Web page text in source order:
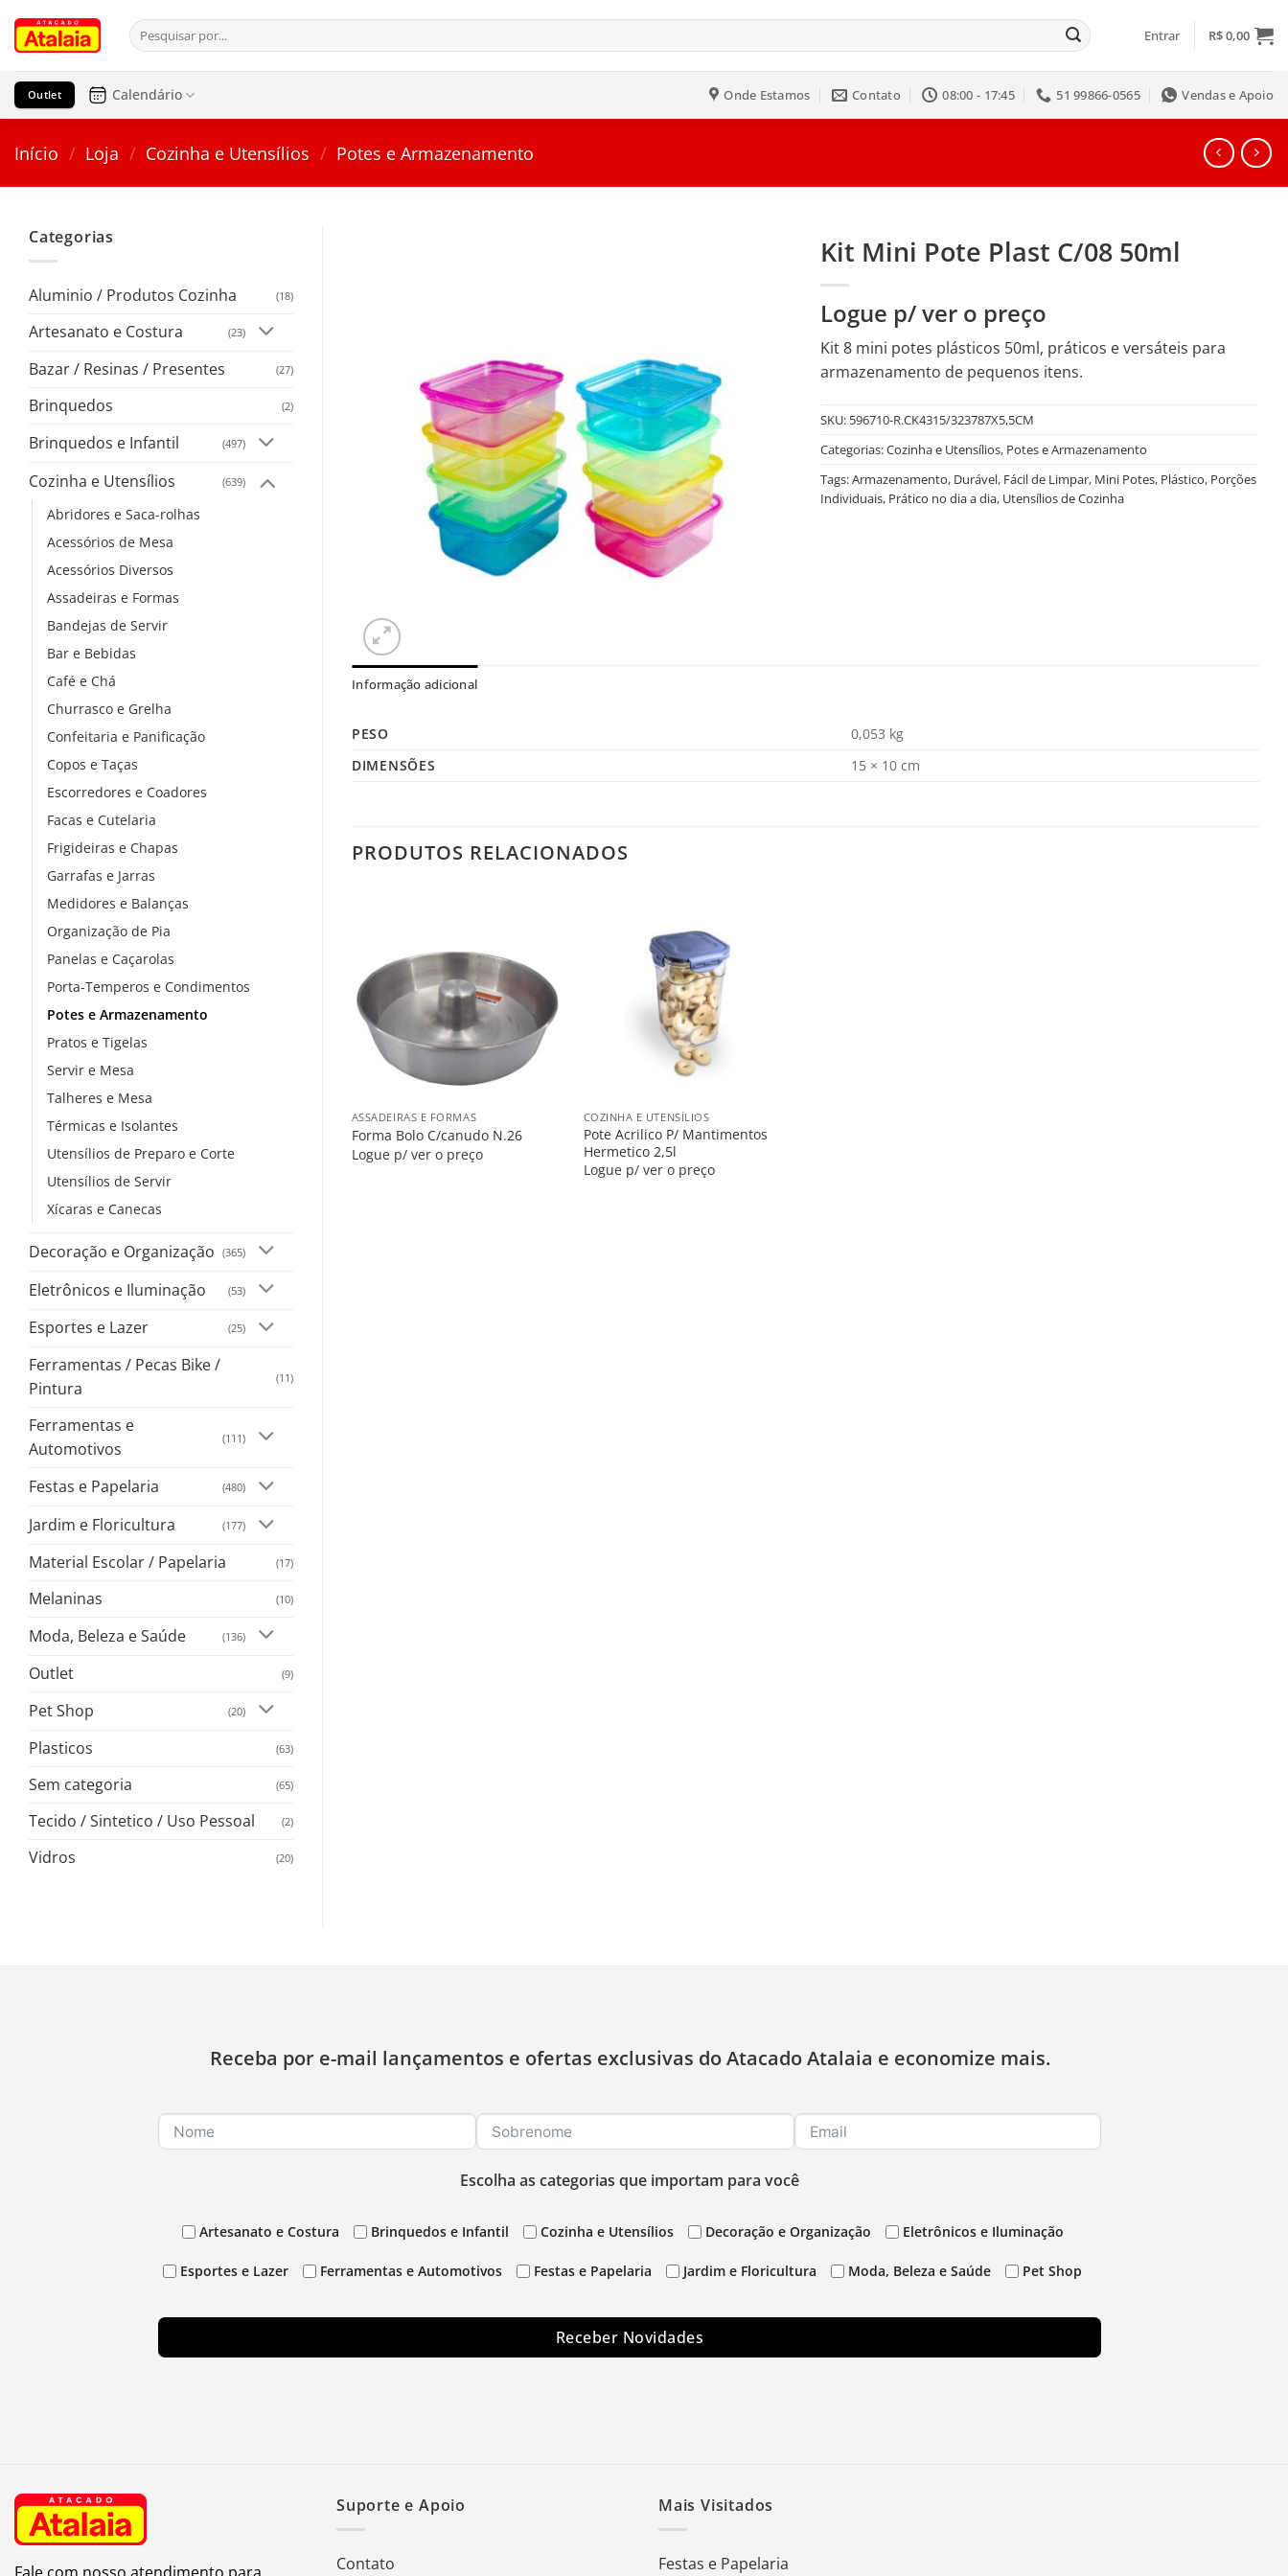
para
conteúdo
Pesquisar
por:
Entrar R$0,00
Outlet Calendário Onde Estamos Contato 08:00 - 17:45 51 99866-0565 Vendas e Apoio
Início / Loja / Cozinha e Utensílios / Potes e Armazenamento
Categorias
Aluminio / Produtos Cozinha (18)
Artesanato e Costura (23)
Bazar / Resinas / Presentes (27)
Brinquedos (2)
Brinquedos e Infantil (497)
Cozinha e Utensílios (639)
Abridores e Saca-rolhas
Acessórios de Mesa
Acessórios Diversos
Assadeiras e Formas
Bandejas de Servir
Bar e Bebidas
Café e Chá
Churrasco e Grelha
Confeitaria e Panificação
Copos e Taças
Escorredores e Coadores
Facas e Cutelaria
Frigideiras e Chapas
Garrafas e Jarras
Medidores e Balanças
Organização de Pia
Panelas e Caçarolas
Porta-Temperos e Condimentos
Potes e Armazenamento
Pratos e Tigelas
Servir e Mesa
Talheres e Mesa
Térmicas e Isolantes
Utensílios de Preparo e Corte
Utensílios de Servir
Xícaras e Canecas
Decoração e Organização (365)
Eletrônicos e Iluminação (53)
Esportes e Lazer (25)
Ferramentas / Pecas Bike /
Pintura
(11)
Ferramentas e
Automotivos
(111)
Festas e Papelaria (480)
Jardim e Floricultura (177)
Material Escolar / Papelaria (17)
Melaninas (10)
Moda, Beleza e Saúde (136)
Outlet (9)
Pet Shop (20)
Plasticos (63)
Sem categoria (65)
Tecido / Sintetico / Uso Pessoal (2)
Vidros (20)
Kit Mini Pote Plast C/08 50ml
Logue p/ ver o preço
Kit 8 mini potes plásticos 50ml, práticos e versáteis para
armazenamento de pequenos itens.
SKU: 596710-R.CK4315/323787X5,5CM
Categorias:Cozinha e Utensílios, Potes e Armazenamento
Tags:Armazenamento, Durável, Fácil de Limpar, Mini Potes, Plástico, Porções
Individuais, Prático no dia a dia, Utensílios de Cozinha
Informação adicional
PESO
0,053 kg
DIMENSÕES
15 × 10 cm
PRODUTOS RELACIONADOS
Lista
ASSADEIRAS E FORMAS
Forma Bolo C/canudo N.26
Logue p/ ver o preço
COZINHA E UTENSÍLIOS
Pote Acrilico P/ Mantimentos
Hermetico 2,5l
Logue p/ ver o preço
Receba por e-mail lançamentos e ofertas exclusivas do Atacado Atalaia e economize mais.
Escolha as categorias que importam para você
Artesanato e Costura Brinquedos e Infantil Cozinha e Utensílios Decoração e Organização Eletrônicos e Iluminação
Esportes e Lazer Ferramentas e Automotivos Festas e Papelaria Jardim e Floricultura Moda, Beleza e Saúde Pet Shop
Receber Novidades
Suporte e Apoio
Contato
Mais Visitados
Festas e Papelaria